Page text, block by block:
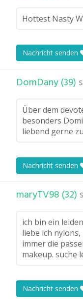
Hottest Nasty
Nachricht senden
DomDany (39)
Über dem
besonders
liebend gerne
Nachricht senden
maryTV98 (32)
ich bin ein
liebe ich
immer die
makeup. suche
Nachricht senden